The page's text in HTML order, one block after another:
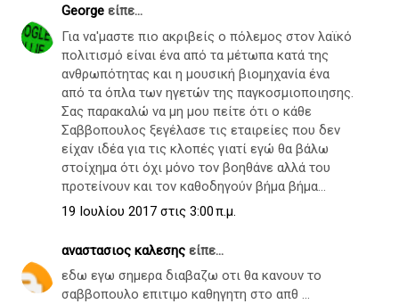
George είπε...
Για να'μαστε πιο ακριβείς ο πόλεμος στον λαϊκό
πολιτισμό είναι ένα από τα μέτωπα κατά της
ανθρωπότητας και η μουσική βιομηχανία ένα
από τα όπλα των ηγετών της παγκοσμιοποιησης.
Σας παρακαλώ να μη μου πείτε ότι ο κάθε
Σαββοπουλος ξεγέλασε τις εταιρείες που δεν
είχαν ιδέα για τις κλοπές γιατί εγώ θα βάλω
στοίχημα ότι όχι μόνο τον βοηθάνε αλλά του
προτείνουν και τον καθοδηγούν βήμα βήμα...
19 Ιουλίου 2017 στις 3:00 π.μ.
αναστασιος καλεσης είπε...
εδω εγω σημερα διαβαζω οτι θα κανουν το
σαββοπουλο επιτιμο καθηγητη στο απθ ...